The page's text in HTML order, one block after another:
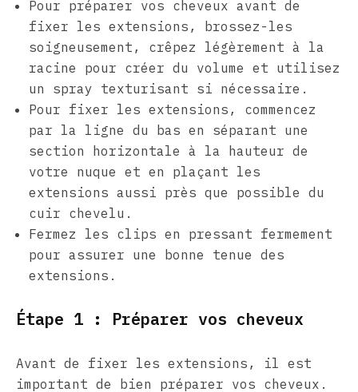
Pour préparer vos cheveux avant de
fixer les extensions, brossez-les
soigneusement, crêpez légèrement à la
racine pour créer du volume et utilisez
un spray texturisant si nécessaire.
Pour fixer les extensions, commencez
par la ligne du bas en séparant une
section horizontale à la hauteur de
votre nuque et en plaçant les
extensions aussi près que possible du
cuir chevelu.
Fermez les clips en pressant fermement
pour assurer une bonne tenue des
extensions.
Étape 1 : Préparer vos cheveux
Avant de fixer les extensions, il est
important de bien préparer vos cheveux.